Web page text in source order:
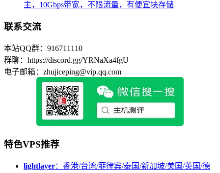
主，10Gbps带宽，不限流量，有便宜块存储
联系交流
本站QQ群：916711110
群聊：https://discord.gg/YRNaXa4fgU
电子邮箱：zhujiceping@vip.qq.com
特色VPS推荐
lightlayer：香港/台湾/菲律宾/泰国/新加坡/美国/英国/德